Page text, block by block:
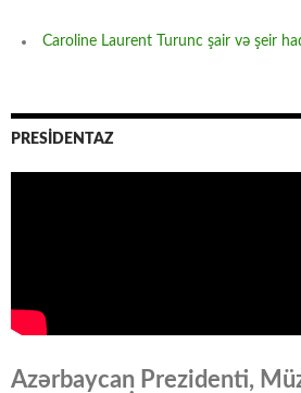
Caroline Laurent Turunc şair və şeir
PRESİDENTAZ
Azərbaycan Prezidenti,